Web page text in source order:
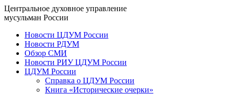
Центральное духовное управление
мусульман России
Новости ЦДУМ России
Новости РДУМ
Обзор СМИ
Новости РИУ ЦДУМ России
ЦДУМ России
Справка о ЦДУМ России
Книга «Исторические очерки»